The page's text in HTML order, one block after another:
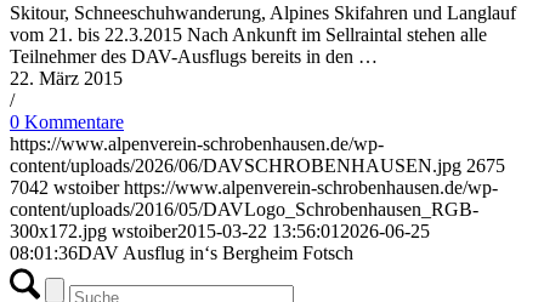
Skitour, Schneeschuhwanderung, Alpines Skifahren und Langlauf
vom 21. bis 22.3.2015 Nach Ankunft im Sellraintal stehen alle
Teilnehmer des DAV-Ausflugs bereits in den …
22. März 2015
/
0 Kommentare
https://www.alpenverein-schrobenhausen.de/wp-
content/uploads/2026/06/DAVSCHROBENHAUSEN.jpg 2675
7042 wstoiber https://www.alpenverein-schrobenhausen.de/wp-
content/uploads/2016/05/DAVLogo_Schrobenhausen_RGB-
300x172.jpg wstoiber2015-03-22 13:56:01 2026-06-25
08:01:36DAV Ausflug in‘s Bergheim Fotsch